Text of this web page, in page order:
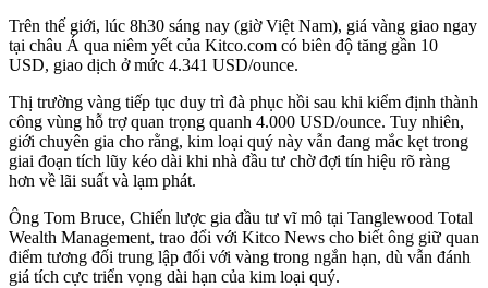
Trên thế giới, lúc 8h30 sáng nay (giờ Việt Nam), giá vàng giao ngay
tại châu Á qua niêm yết của Kitco.com có biên độ tăng gần 10
USD, giao dịch ở mức 4.341 USD/ounce.
Thị trường vàng tiếp tục duy trì đà phục hồi sau khi kiểm định thành
công vùng hỗ trợ quan trọng quanh 4.000 USD/ounce. Tuy nhiên,
giới chuyên gia cho rằng, kim loại quý này vẫn đang mắc kẹt trong
giai đoạn tích lũy kéo dài khi nhà đầu tư chờ đợi tín hiệu rõ ràng
hơn về lãi suất và lạm phát.
Ông Tom Bruce, Chiến lược gia đầu tư vĩ mô tại Tanglewood Total
Wealth Management, trao đổi với Kitco News cho biết ông giữ quan
điểm tương đối trung lập đối với vàng trong ngắn hạn, dù vẫn đánh
giá tích cực triển vọng dài hạn của kim loại quý.